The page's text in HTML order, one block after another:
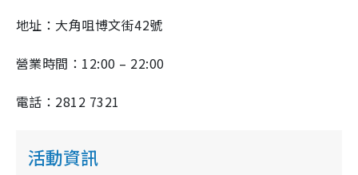
地址：大角咀博文街42號
營業時間： 12:00 – 22:00
電話： 2812 7321
活動資訊